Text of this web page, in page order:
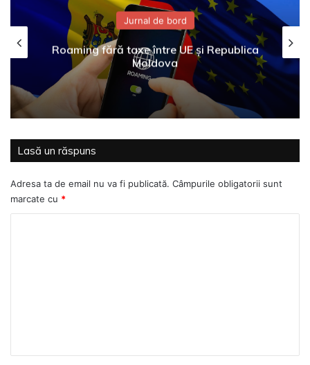
Jurnal de bord
Roaming fără taxe între UE și Republica
Moldova
Lasă un răspuns
Adresa ta de email nu va fi publicată. Câmpurile obligatorii sunt
marcate cu *